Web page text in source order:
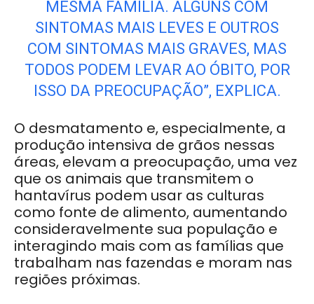
MESMA FAMÍLIA. ALGUNS COM
SINTOMAS MAIS LEVES E OUTROS
COM SINTOMAS MAIS GRAVES, MAS
TODOS PODEM LEVAR AO ÓBITO, POR
ISSO DA PREOCUPAÇÃO”, EXPLICA.
O desmatamento e, especialmente, a
produção intensiva de grãos nessas
áreas, elevam a preocupação, uma vez
que os animais que transmitem o
hantavírus podem usar as culturas
como fonte de alimento, aumentando
consideravelmente sua população e
interagindo mais com as famílias que
trabalham nas fazendas e moram nas
regiões próximas.